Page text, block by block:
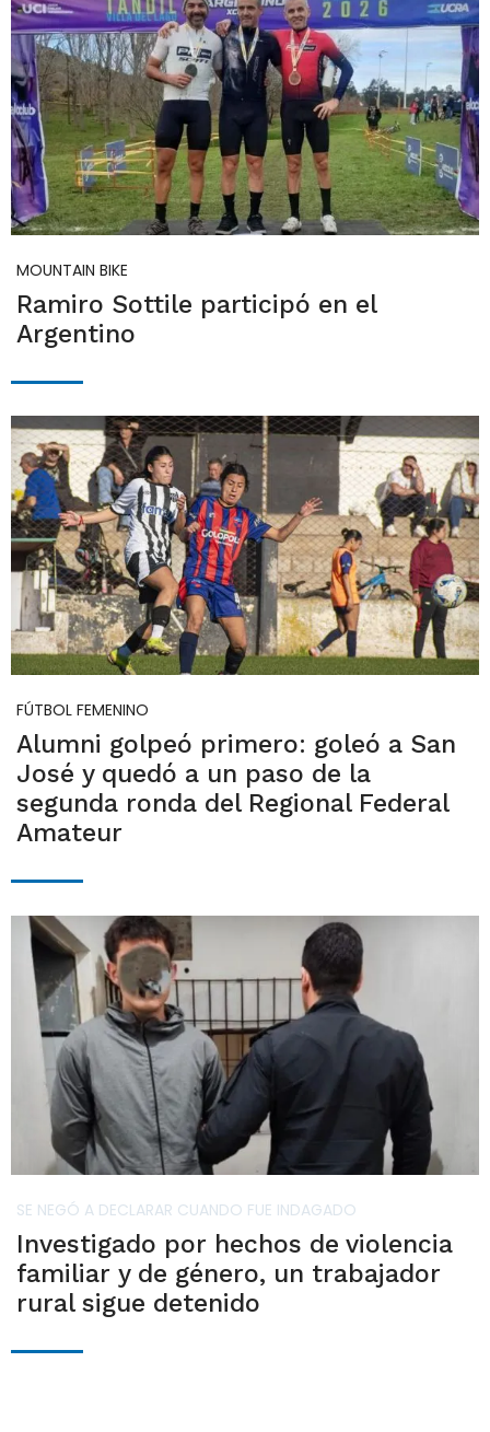
MOUNTAIN BIKE
Ramiro Sottile participó en el
Argentino
FÚTBOL FEMENINO
Alumni golpeó primero: goleó a San
José y quedó a un paso de la
segunda ronda del Regional Federal
Amateur
SE NEGÓ A DECLARAR CUANDO FUE INDAGADO
Investigado por hechos de violencia
familiar y de género, un trabajador
rural sigue detenido